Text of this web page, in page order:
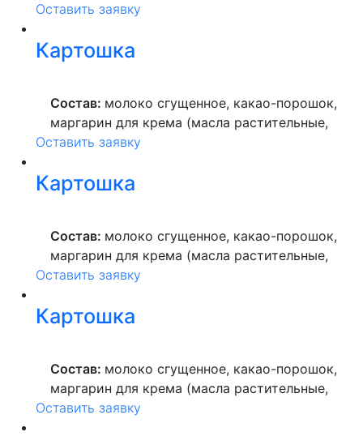
вода питьевая, сахар, ароматизатор,
высшего сорта, продукты яичные, масло
растительное, пекарский порошок, молоко
Оставить заявку
Картошка
Состав: молоко сгущенное, какао-порошок,
маргарин для крема (масла растительные,
вода питьевая, сахар, ароматизатор,
высшего сорта, продукты яичные, масло
растительное, пекарский порошок, молоко
Оставить заявку
Картошка
Состав: молоко сгущенное, какао-порошок,
маргарин для крема (масла растительные,
вода питьевая, сахар, ароматизатор,
высшего сорта, продукты яичные, масло
растительное, пекарский порошок, молоко
Оставить заявку
Картошка
Состав: молоко сгущенное, какао-порошок,
маргарин для крема (масла растительные,
вода питьевая, сахар, ароматизатор,
Оставить заявку